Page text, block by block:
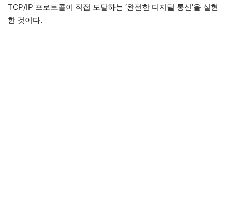
TCP/IP 프로토콜이 직접 도달하는 ‘완전한 디지털 통신’을 실현
한 것이다.